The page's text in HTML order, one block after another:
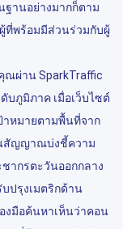
ฐานอย่างมากก็ตาม
ที่พร้อมมีส่วนร่วมกับผู้
ณผ่าน SparkTraffic
บภูมิภาค เมื่อเว็บไซต์
าหมายตามพื้นที่จาก
นสัญญาณบ่งชี้ความ
ากรตะวันออกกลาง
ปรุงเมตริกด้าน
งมือค้นหาเห็นว่าคอน